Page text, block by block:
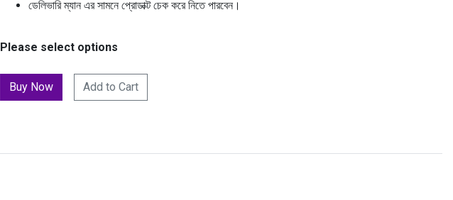
ডেলিভারি ম্যান এর সামনে প্রোডাক্ট চেক করে নিতে পারবেন।
Please select options
Add to Cart